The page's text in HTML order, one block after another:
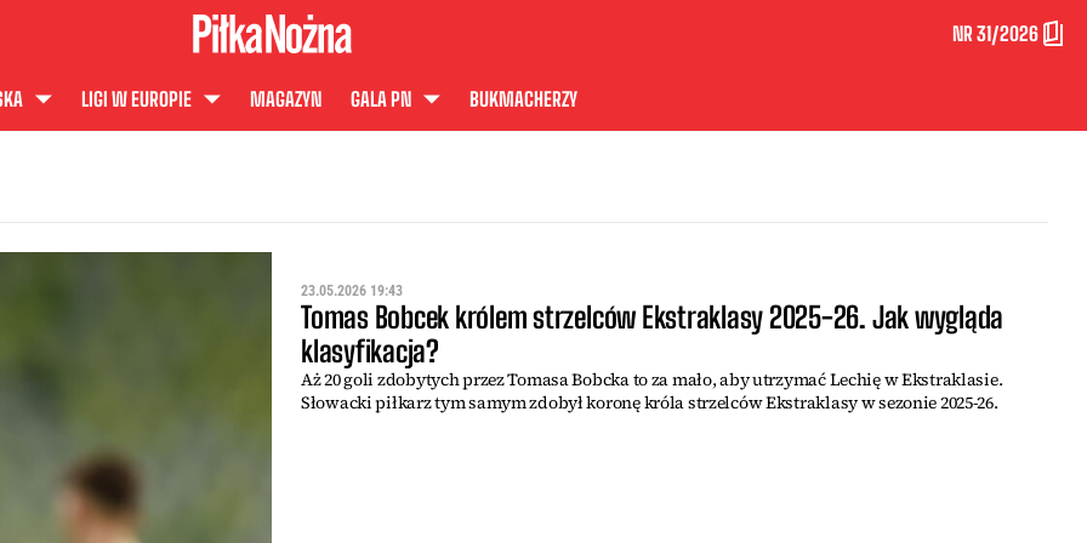
NR 31/2026
LIGI W EUROPIE MAGAZYN GALA PN BUKMACHERZY
23.05.2026 19:43
Tomas Bobcek królem strzelców Ekstraklasy 2025-26. Jak wygląda
klasyfikacja?
Aż 20 goli zdobytych przez Tomasa Bobcka to za mało, aby utrzymać Lechię w Ekstraklasie.
Słowacki piłkarz tym samym zdobył koronę króla strzelców Ekstraklasy w sezonie 2025-26.